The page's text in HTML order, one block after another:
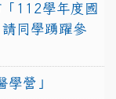
112學年度國
同學踴躍參
學營」